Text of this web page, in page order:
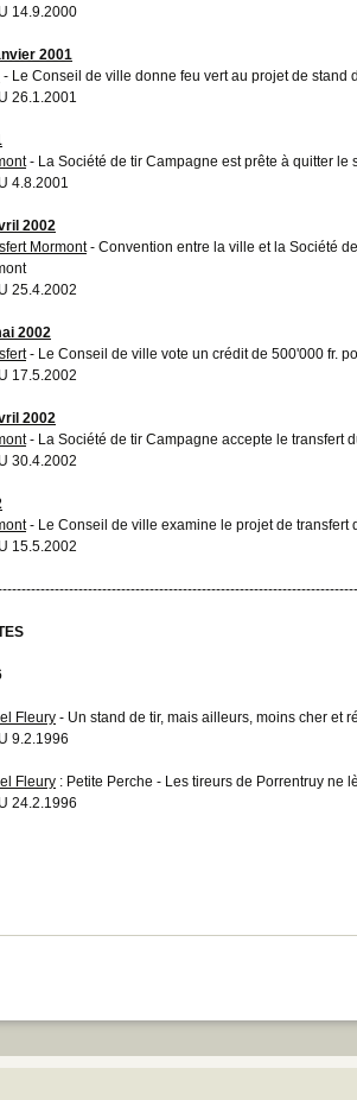
14.9.2000
2001
- Le Conseil de ville donne feu vert au projet de stand
26.1.2001
- La Société de tir Campagne est prête à quitter le
4.8.2001
2002
Mormont- Convention entre la ville et la Société
25.4.2002
2002
- Le Conseil de ville vote un crédit de 500'000 fr.
17.5.2002
2002
- La Société de tir Campagne accepte le transfert
30.4.2002
- Le Conseil de ville examine le projet de transfert
15.5.2002
Fleury - Un stand de tir, mais ailleurs, moins cher et
9.2.1996
Fleury : Petite Perche - Les tireurs de Porrentruy ne
24.2.1996